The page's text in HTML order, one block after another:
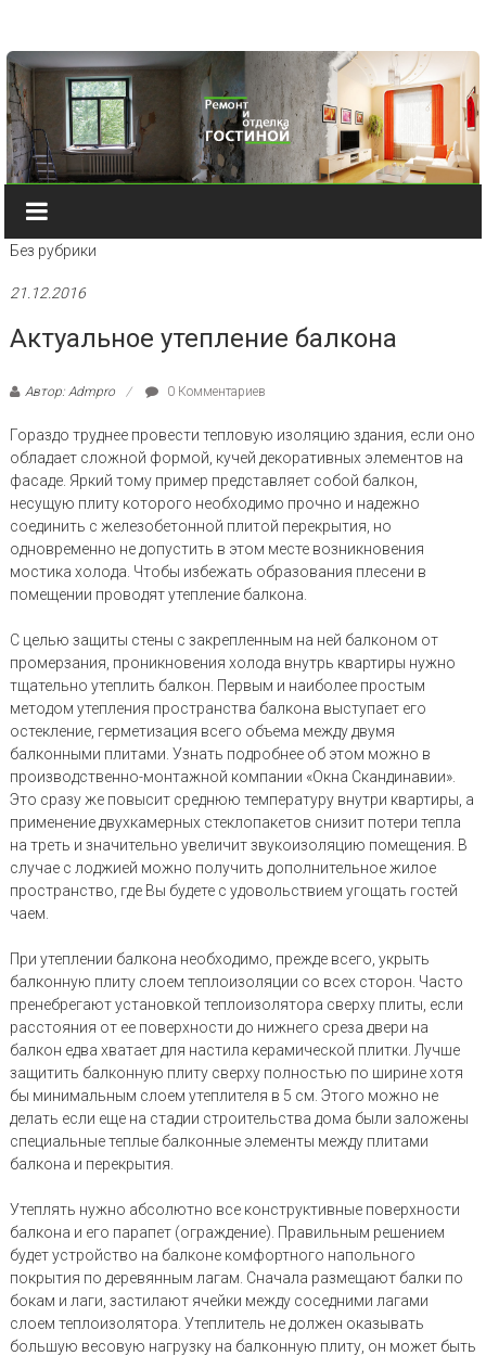
Без рубрики
21.12.2016
Актуальное утепление балкона
Автор: Admpro 0 Комментариев
Гораздо труднее провести тепловую изоляцию здания, если оно
обладает сложной формой, кучей декоративных элементов на
фасаде. Яркий тому пример представляет собой балкон,
несущую плиту которого необходимо прочно и надежно
соединить с железобетонной плитой перекрытия, но
одновременно не допустить в этом месте возникновения
мостика холода. Чтобы избежать образования плесени в
помещении проводят утепление балкона.
С целью защиты стены с закрепленным на ней балконом от
промерзания, проникновения холода внутрь квартиры нужно
тщательно утеплить балкон. Первым и наиболее простым
методом утепления пространства балкона выступает его
остекление, герметизация всего объема между двумя
балконными плитами. Узнать подробнее об этом можно в
производственно-монтажной компании «Окна Скандинавии».
Это сразу же повысит среднюю температуру внутри квартиры, а
применение двухкамерных стеклопакетов снизит потери тепла
на треть и значительно увеличит звукоизоляцию помещения. В
случае с лоджией можно получить дополнительное жилое
пространство, где Вы будете с удовольствием угощать гостей
чаем.
При утеплении балкона необходимо, прежде всего, укрыть
балконную плиту слоем теплоизоляции со всех сторон. Часто
пренебрегают установкой теплоизолятора сверху плиты, если
расстояния от ее поверхности до нижнего среза двери на
балкон едва хватает для настила керамической плитки. Лучше
защитить балконную плиту сверху полностью по ширине хотя
бы минимальным слоем утеплителя в 5 см. Этого можно не
делать если еще на стадии строительства дома были заложены
специальные теплые балконные элементы между плитами
балкона и перекрытия.
Утеплять нужно абсолютно все конструктивные поверхности
балкона и его парапет (ограждение). Правильным решением
будет устройство на балконе комфортного напольного
покрытия по деревянным лагам. Сначала размещают балки по
бокам и лаги, застилают ячейки между соседними лагами
слоем теплоизолятора. Утеплитель не должен оказывать
большую весовую нагрузку на балконную плиту, он может быть